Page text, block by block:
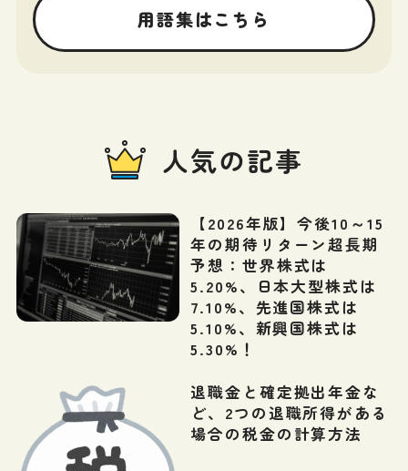
用語集はこちら
人気の記事
【2026年版】今後10～15
年の期待リターン超長期
予想：世界株式は
5.20%、日本大型株式は
7.10%、先進国株式は
5.10%、新興国株式は
5.30%！
退職金と確定拠出年金な
ど、2つの退職所得がある
場合の税金の計算方法